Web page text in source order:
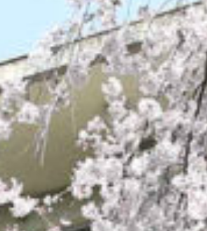
/home/sakurazuka/sakurazuka.ed.jp/
t/themes/sakurazuka_2020/header.php